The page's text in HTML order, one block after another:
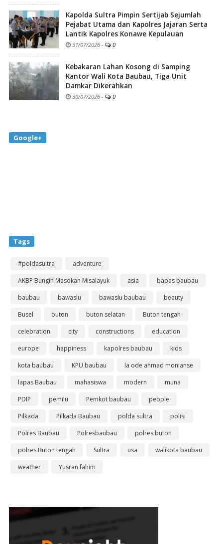
Kapolda Sultra Pimpin Sertijab Sejumlah
Pejabat Utama dan Kapolres Jajaran Serta
Lantik Kapolres Konawe Kepulauan
31/07/2026 - 0
Kebakaran Lahan Kosong di Samping
Kantor Wali Kota Baubau, Tiga Unit
Damkar Dikerahkan
30/07/2026 - 0
Google+
Tags
#poldasultra
adventure
AKBP Bungin Masokan Misalayuk
asia
bapas baubau
baubau
bawaslu bawaslu baubau
beauty
Busel
buton buton selatan
Buton tengah
celebration
city constructions
education
europe
happiness kapolres baubau
kids
kota baubau
KPU baubau
la ode ahmad monianse
lapas Baubau
mahasiswa modern
muna
PDIP
pemilu Pemkot baubau
people
Pilkada
Pilkada Baubau polda sultra
polisi
Polres Baubau
Polresbaubau
polres buton
polres Buton tengah
Sultra usa
walikota baubau
weather
Yusran fahim